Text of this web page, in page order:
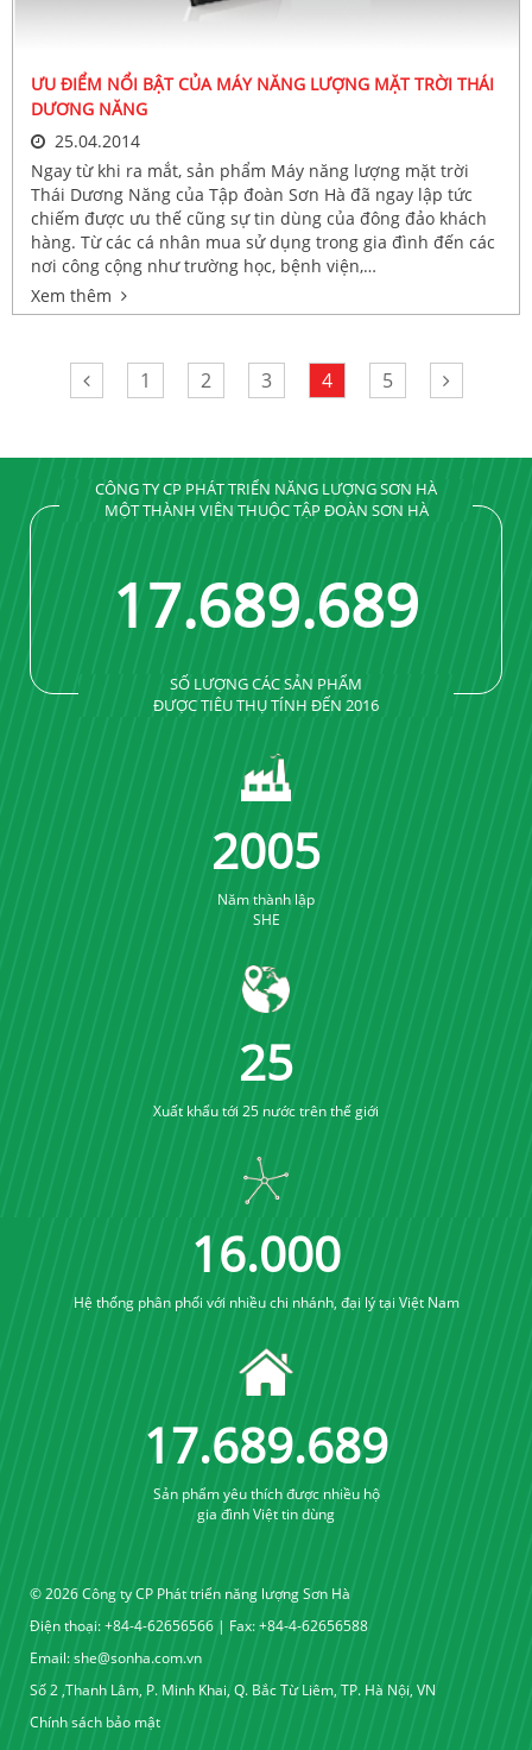
ƯU ĐIỂM NỔI BẬT CỦA MÁY NĂNG LƯỢNG MẶT TRỜI THÁI
DƯƠNG NĂNG
25.04.2014
Ngay từ khi ra mắt, sản phẩm Máy năng lượng mặt trời
Thái Dương Năng của Tập đoàn Sơn Hà đã ngay lập tức
chiếm được ưu thế cũng sự tin dùng của đông đảo khách
hàng. Từ các cá nhân mua sử dụng trong gia đình đến các
nơi công cộng như trường học, bệnh viện,…
Xem thêm
1 2 3 4 5
CÔNG TY CP PHÁT TRIỂN NĂNG LƯỢNG SƠN HÀ
MỘT THÀNH VIÊN THUỘC TẬP ĐOÀN SƠN HÀ
17.689.689
SỐ LƯỢNG CÁC SẢN PHẨM
ĐƯỢC TIÊU THỤ TÍNH ĐẾN 2016
2005
Năm thành lập
SHE
25
Xuất khẩu tới 25 nước trên thế giới
16.000
Hệ thống phân phối với nhiều chi nhánh, đại lý tại Việt Nam
17.689.689
Sản phẩm yêu thích được nhiều hộ
gia đình Việt tin dùng
© 2026 Công ty CP Phát triển năng lượng Sơn Hà
Điện thoại: +84-4-62656566 | Fax: +84-4-62656588
Email:she@sonha.com.vn
Số 2 ,Thanh Lâm, P. Minh Khai, Q. Bắc Từ Liêm, TP. Hà Nội, VN
Chính sách bảo mật